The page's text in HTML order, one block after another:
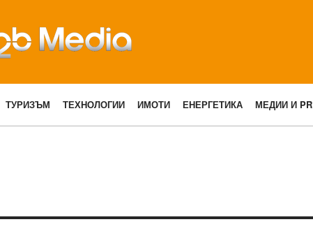
ТУРИЗЪМ ТЕХНОЛОГИИ ИМОТИ ЕНЕРГЕТИКА МЕДИИ И PR